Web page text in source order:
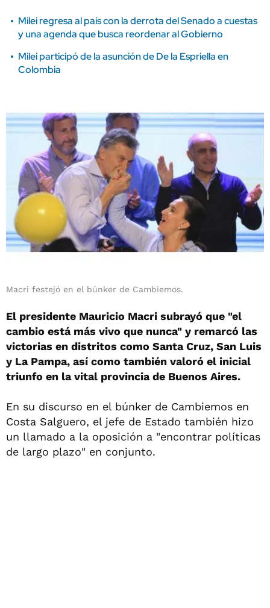
Milei regresa al país con la derrota del Senado a cuestas
y una agenda que busca reordenar al Gobierno
Milei participó de la asunción de De la Espriella en
Colombia
Macri festejó en el búnker de Cambiemos.
El presidente Mauricio Macri subrayó que "el
cambio está más vivo que nunca" y remarcó las
victorias en distritos como Santa Cruz, San Luis
y La Pampa, así como también valoró el inicial
triunfo en la vital provincia de Buenos Aires.
En su discurso en el búnker de Cambiemos en
Costa Salguero, el jefe de Estado también hizo
un llamado a la oposición a "encontrar políticas
de largo plazo" en conjunto.